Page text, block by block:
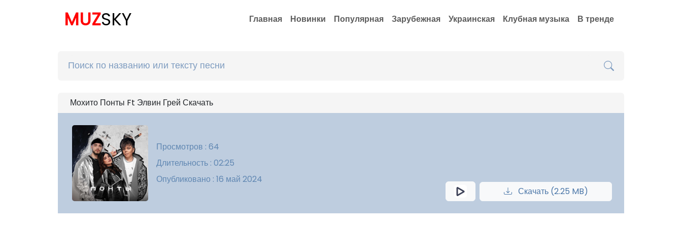
MUZSKY Главная Новинки Популярная Зарубежная Украинская Клубная музыка В тренде
Мохито Понты Ft Элвин Грей Скачать
Просмотров : 64
Длительность : 02:25
Опубликовано : 16 май 2024
Скачать (2.25 MB)